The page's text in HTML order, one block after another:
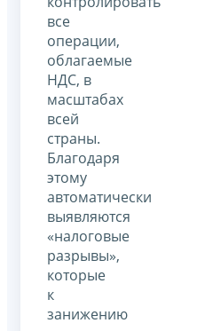
все
операции,
облагаемые
НДС, в
масштабах
всей
страны.
Благодаря
этому
автоматически
выявляются
«налоговые
разрывы»,
которые
к
занижению